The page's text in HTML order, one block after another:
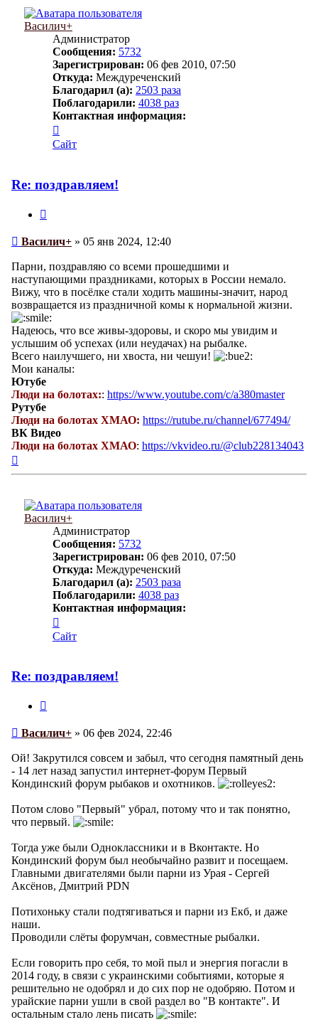
Василич+
Администратор
Сообщения: 5732
Зарегистрирован: 06 фев 2010, 07:50
Откуда: Междуреченский
Благодарил (а): 2503 раза
Поблагодарили: 4038 раз
Контактная информация:
информация
пользователя
Сайт
Re: поздравляем!
Сообщение
Василич+ » 05 янв 2024, 12:40
Парни, поздравляю со всеми прошедшими и
наступающими праздниками, которых в России немало.
Вижу, что в посёлке стали ходить машины-значит, народ
возвращается из праздничной комы к нормальной жизни.
Надеюсь, что все живы-здоровы, и скоро мы увидим и
услышим об успехах (или неудачах) на рыбалке.
Всего наилучшего, ни хвоста, ни чешуи!
Мои каналы:
Ютубе
Люди на болотах:: https://www.youtube.com/c/a380master
Рутубе
Люди на болотах ХМАО: https://rutube.ru/channel/677494/
ВК Видео
Люди на болотах ХМАО: https://vkvideo.ru/@club228134043
Василич+
Администратор
Сообщения: 5732
Зарегистрирован: 06 фев 2010, 07:50
Откуда: Междуреченский
Благодарил (а): 2503 раза
Поблагодарили: 4038 раз
Контактная информация:
информация
пользователя
Сайт
Re: поздравляем!
Сообщение
Василич+ » 06 фев 2024, 22:46
Ой! Закрутился совсем и забыл, что сегодня памятный день
- 14 лет назад запустил интернет-форум Первый
Кондинский форум рыбаков и охотников.
Потом слово "Первый" убрал, потому что и так понятно,
что первый.
Тогда уже были Одноклассники и в Вконтакте. Но
Кондинский форум был необычайно развит и посещаем.
Главными двигателями были парни из Урая - Сергей
Аксёнов, Дмитрий PDN
Потихоньку стали подтягиваться и парни из Екб, и даже
наши.
Проводили слёты форумчан, совместные рыбалки.
Если говорить про себя, то мой пыл и энергия погасли в
2014 году, в связи с украинскими событиями, которые я
решительно не одобрял и до сих пор не одобряю. Потом и
урайские парни ушли в свой раздел во "В контакте". И
остальным стало лень писать